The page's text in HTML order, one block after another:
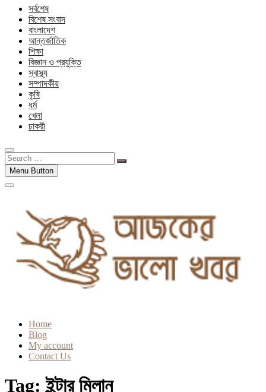
সর্বশেষ
বিশেষ সংবাদ
বাংলাদেশ
আন্তর্জাতিক
শিক্ষা
বিজ্ঞান ও প্রযুক্তি
স্বাস্থ্য
সম্পাদকীয়
কৃষি
ধর্ম
খেলা
চাকরী
Search
…Menu Button
Home
Blog
My account
Contact Us
Tag:ইন্টার মিলান